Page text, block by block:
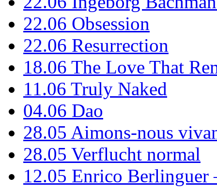
22.06 Obsession
22.06 Resurrection
18.06 The Love That
11.06 Truly Naked
04.06 Dao
28.05 Aimons-nous
28.05 Verflucht normal
12.05 Enrico Berlinguer